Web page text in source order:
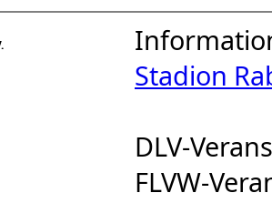
Stadion
DLV-
FLVW-